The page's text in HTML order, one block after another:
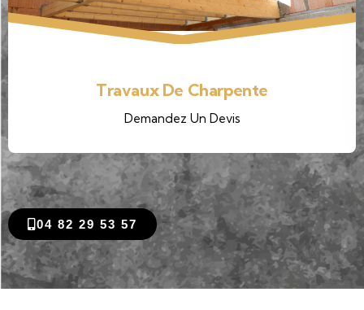
Travaux Isolation
Demandez Un Devis
04 82 29 53 57